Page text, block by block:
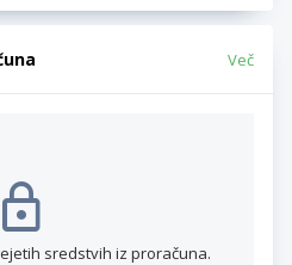
Več
sredstvih iz proračuna.